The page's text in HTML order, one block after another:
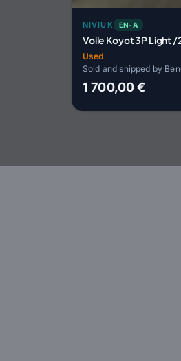
NIVIUK EN-A
Voile Koyot 3P Light
Used
Sold and shipped by
1 700,00 €